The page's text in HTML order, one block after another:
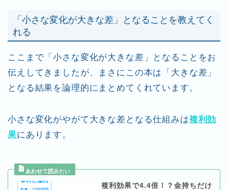
「小さな変化が大きな差」となることを教えてく
れる
ここまで「小さな変化が大きな差」となることをお
伝えしてきましたが、まさにこの本は「大きな差」
となる結果を論理的にまとめてくれています。
小さな変化がやがて大きな差となる仕組みは複利効
果にあります。
複利効果で4.4倍！？金持ちだけ